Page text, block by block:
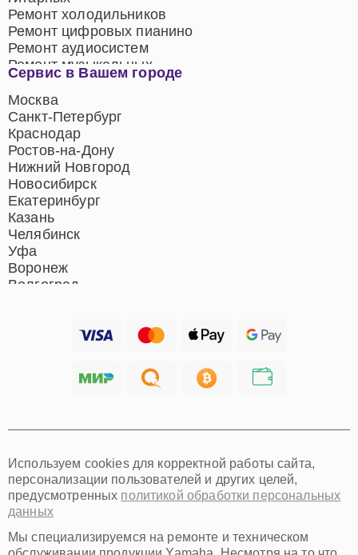
Сервис в Вашем городе
Москва
Санкт-Петербург
Краснодар
Ростов-на-Дону
Нижний Новгород
Новосибирск
Екатеринбург
Казань
Челябинск
Уфа
Воронеж
Волгоград
Хабаровск
Омск
Красноярск
Пермь
Ульяновск
Киров
Ремонт холодильников
Ремонт цифровых пианино
Ремонт аудиосистем
Ремонт музыкальных
центров
Ремонт домашних
кинотеатров
Ремонт микрофонов
Ремонт акустических
систем
Используем cookies для корректной работы сайта,
персонализации пользователей и других целей,
предусмотренных политикой обработки персональных
данных
Мы специализируемся на ремонте и техническом